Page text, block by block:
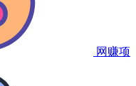
网赚项